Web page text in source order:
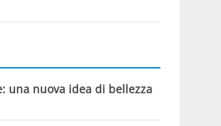
una nuova idea di bellezza